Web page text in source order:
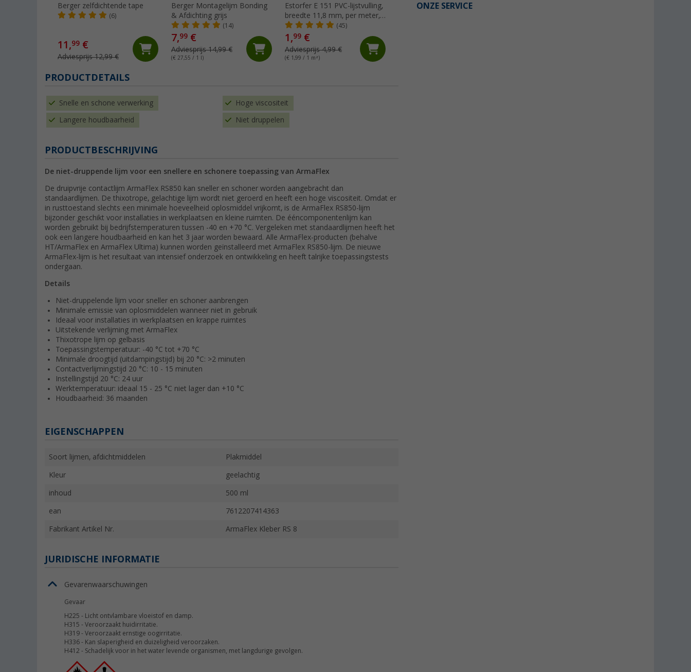
ONZE SERVICE
Berger zelfdichtende tape
(6)
11,99 €
Adviesprijs 12,99 €
Berger Montagelijm Bonding
& Afdichting grijs
(14)
7,99 €
Adviesprijs 14,99 €
(€ 27,55 / 1 l)
Estorfer E 151 PVC-lijstvulling,
breedte 11,8 mm, per meter,
wit
(45)
1,99 €
Adviesprijs 4,99 €
(€ 1,99 / 1 m²)
Dekalin afdekmassa lichtgrijs
PRODUCTDETAILS
Snelle en schone verwerking Hoge viscositeit
Langere houdbaarheid Niet druppelen
PRODUCTBESCHRIJVING
De niet-druppende lijm voor een snellere en schonere toepassing van ArmaFlex
De druipvrije contactlijm ArmaFlex RS850 kan sneller en schoner worden aangebracht dan
standaardlijmen. De thixotrope, gelachtige lijm wordt niet geroerd en heeft een hoge viscositeit. Omdat er
in rusttoestand slechts een minimale hoeveelheid oplosmiddel vrijkomt, is de ArmaFlex RS850-lijm
bijzonder geschikt voor installaties in werkplaatsen en kleine ruimten. De ééncomponentenlijm kan
worden gebruikt bij bedrijfstemperaturen tussen -40 en +70 °C. Vergeleken met standaardlijmen heeft het
ook een langere houdbaarheid en kan het 3 jaar worden bewaard. Alle ArmaFlex-producten (behalve
HT/ArmaFlex en ArmaFlex Ultima) kunnen worden geïnstalleerd met ArmaFlex RS850-lijm. De nieuwe
ArmaFlex-lijm is het resultaat van intensief onderzoek en ontwikkeling en heeft talrijke toepassingstests
ondergaan.
Details
Niet-druppelende lijm voor sneller en schoner aanbrengen
Minimale emissie van oplosmiddelen wanneer niet in gebruik
Ideaal voor installaties in werkplaatsen en krappe ruimtes
Uitstekende verlijming met ArmaFlex
Thixotrope lijm op gelbasis
Toepassingstemperatuur: -40 °C tot +70 °C
Minimale droogtijd (uitdampingstijd) bij 20 °C: >2 minuten
Contactverlijmingstijd 20 °C: 10 - 15 minuten
Instellingstijd 20 °C: 24 uur
Werktemperatuur: ideaal 15 - 25 °C niet lager dan +10 °C
Houdbaarheid: 36 maanden
EIGENSCHAPPEN
Soort lijmen, afdichtmiddelen Plakmiddel
Kleur geelachtig
inhoud 500 ml
ean 7612207414363
Fabrikant Artikel Nr. ArmaFlex Kleber RS 8
JURIDISCHE INFORMATIE
Gevarenwaarschuwingen
Gevaar
H225 - Licht ontvlambare vloeistof en damp.
H315 - Veroorzaakt huidirritatie.
H319 - Veroorzaakt ernstige oogirritatie.
H336 - Kan slaperigheid en duizeligheid veroorzaken.
H412 - Schadelijk voor in het water levende organismen, met langdurige gevolgen.